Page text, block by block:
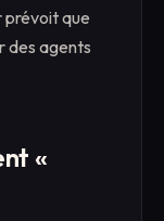
que
des agents
«